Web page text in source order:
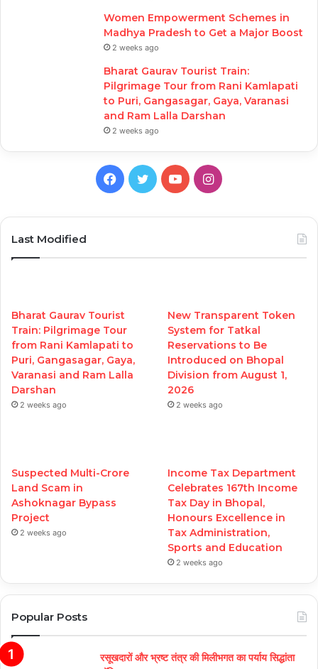
Women Empowerment Schemes in
Madhya Pradesh to Get a Major Boost
2 weeks ago
Bharat Gaurav Tourist Train:
Pilgrimage Tour from Rani Kamlapati
to Puri, Gangasagar, Gaya, Varanasi
and Ram Lalla Darshan
2 weeks ago
Facebook
TwitterYouTubeInstagram
Last Modified
Bharat Gaurav Tourist
Train: Pilgrimage Tour
from Rani Kamlapati to
Puri, Gangasagar, Gaya,
Varanasi and Ram Lalla
Darshan
2 weeks ago
New Transparent Token
System for Tatkal
Reservations to Be
Introduced on Bhopal
Division from August 1,
2026
2 weeks ago
Suspected Multi-Crore
Land Scam in
Ashoknagar Bypass
Project
2 weeks ago
Income Tax Department
Celebrates 167th Income
Tax Day in Bhopal,
Honours Excellence in
Tax Administration,
Sports and Education
2 weeks ago
Popular Posts
रसूखदारों और भ्रष्ट तंत्र की मिलीभगत का पर्याय सिद्धांता